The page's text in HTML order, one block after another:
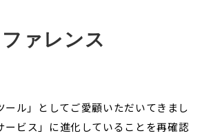
ァレンス
ル」としてご愛顧いただいてきまし
ビス」に進化していることを再確認